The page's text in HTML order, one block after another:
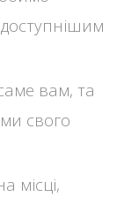
вам, та
свого
місці,